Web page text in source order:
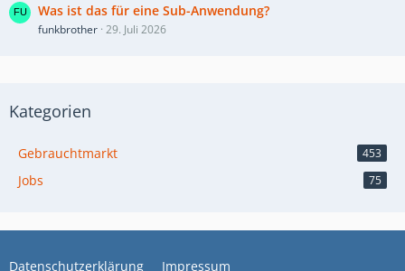
Was ist das für eine Sub-Anwendung?
funkbrother 29. Juli 2026
Kategorien
Gebrauchtmarkt 453
Jobs 75
Datenschutzerklärung Impressum